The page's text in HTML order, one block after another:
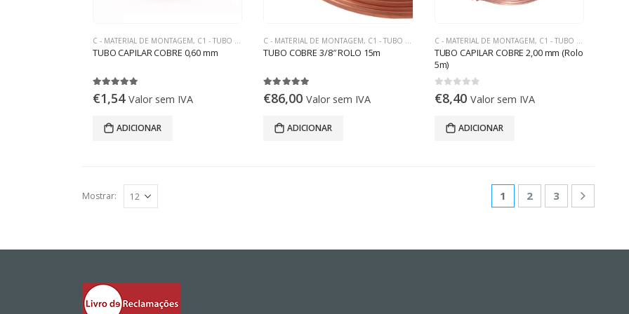
C - MATERIAL DE MONTAGEM, C1 - TUBO DE COBRE
TUBO CAPILAR COBRE 0,60 mm
5.00 out of 5
€1,54 Valor sem IVA
ADICIONAR
C - MATERIAL DE MONTAGEM, C1 - TUBO DE COBRE
TUBO COBRE 3/8″ ROLO 15m
5.00out of 5
€86,00 Valor sem IVA
ADICIONAR
C - MATERIAL DE MONTAGEM, C1 - TUBO DE COBRE
TUBO CAPILAR COBRE 2,00 mm (Rolo
5m)
0out of 5
€8,40 Valor sem IVA
ADICIONAR
Mostrar: 1 2 3